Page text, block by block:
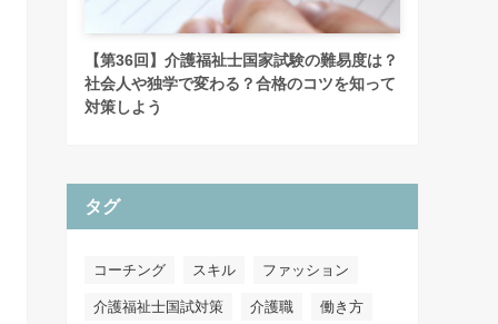
【第36回】介護福祉士国家試験の難易度は？
社会人や独学で変わる？合格のコツを知って
対策しよう
タグ
コーチング スキル ファッション
介護福祉士国試対策 介護職 働き方